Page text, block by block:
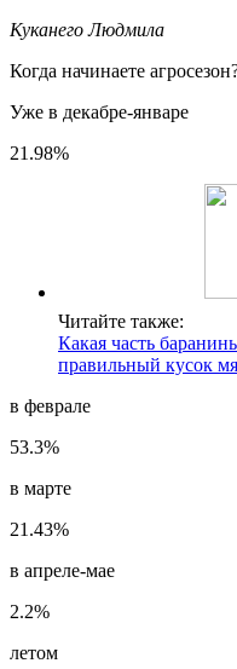
Куканего Людмила
Когда начинаете
Уже в декабре-январе
21.98%
Читайте также:
Какая часть
правильный кусок
в феврале
53.3%
в марте
21.43%
в апреле-мае
2.2%
летом